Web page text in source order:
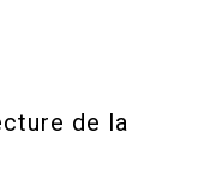
de la